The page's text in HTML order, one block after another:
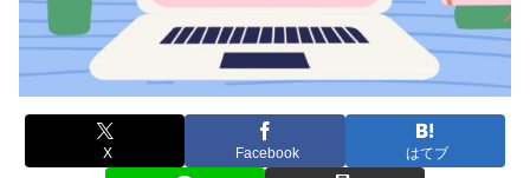
X Facebook はてブ